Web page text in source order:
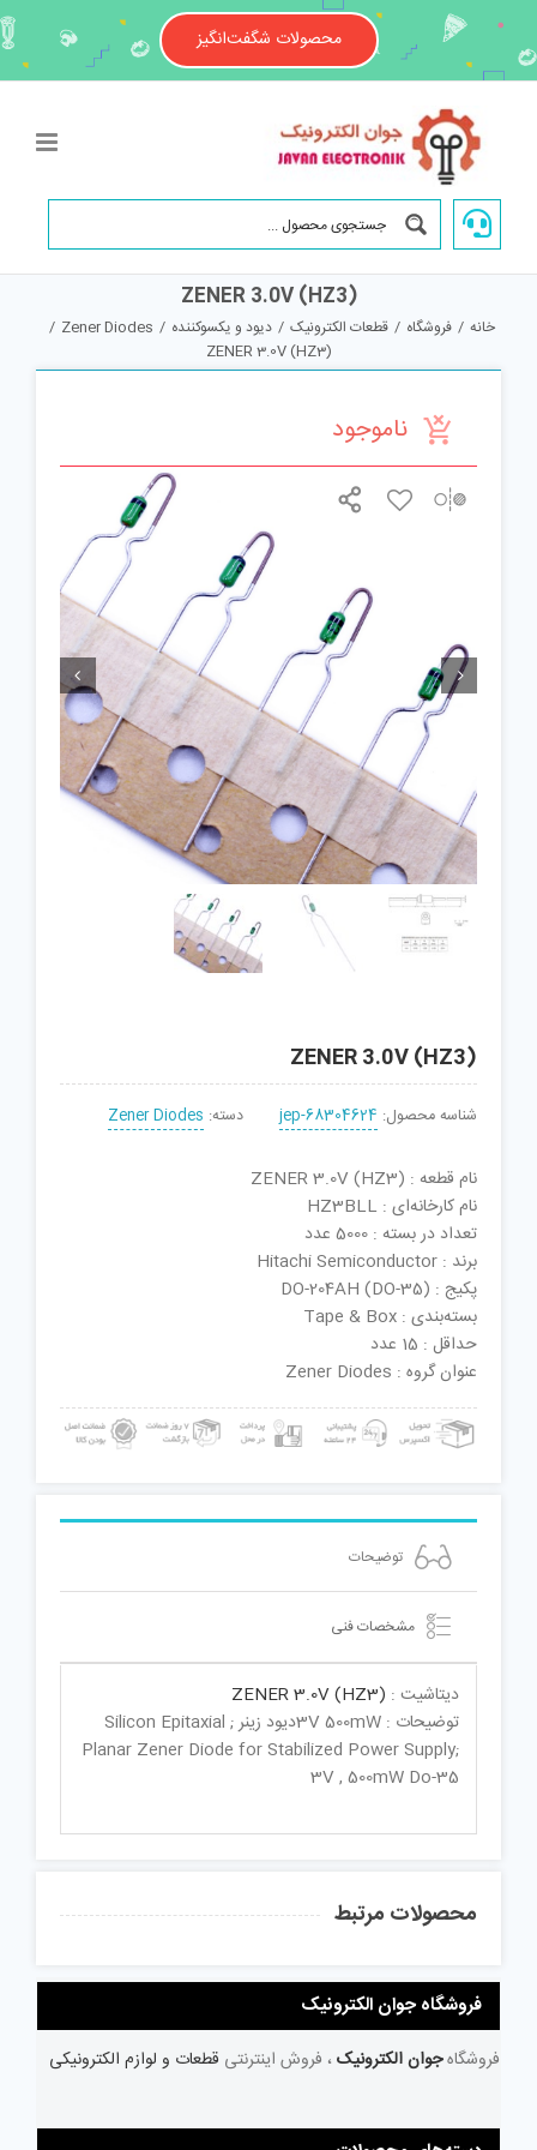
content
محصولات شگفت‌انگیز
ZENER 3.0V (HZ3)
خانه / فروشگاه / قطعات الکترونیک / دیود و یکسوکننده /
Zener Diodes
/
ZENER 3.0V (HZ3)
ناموجود
 
ZENER 3.0V (HZ3)
شناسه محصول: jep-68304624 دسته: Zener Diodes
نام قطعه : ZENER 3.0V (HZ3)
نام کارخانه‌ای : HZ3BLL
تعداد در بسته : 5000 عدد
برند : Hitachi Semiconductor
پکیج : DO-204AH (DO-35)
بسته‌بندی : Tape & Box
حداقل : 15 عدد
عنوان گروه : Zener Diodes
توضیحات
مشخصات فنی
دیتاشیت : ZENER 3.0V (HZ3)
توضیحات : 3V 500mWدیود زینر ; Silicon Epitaxial
Planar Zener Diode for Stabilized Power Supply;
3V , 500mW Do-35
محصولات مرتبط
فروشگاه جوان الکترونیک
فروشگاهجوان الکترونیک ، فروش اینترنتی قطعات و لوازم الکترونیکی